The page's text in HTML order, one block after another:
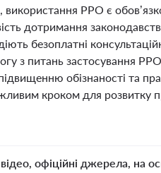
РРО є
дотримання
безоплатні
з питань застосування
обізнаності та
кроком для розвитку
офіційні джерела, на